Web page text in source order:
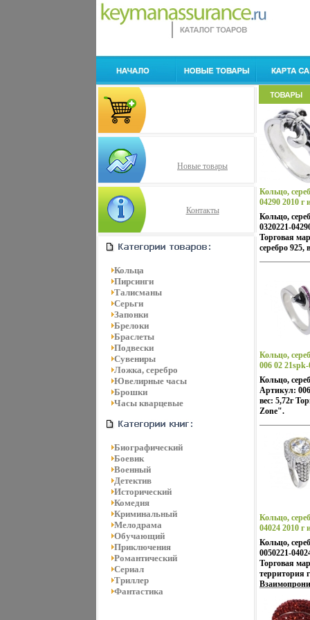
Новые товары
Контакты
Кольца
Пирсинги
Талисманы
Серьги
Запонки
Брелоки
Браслеты
Подвески
Сувениры
Ложка, серебро
Ювелирные часы
Брошки
Часы кварцевые
Биографический
Боевик
Военный
Детектив
Исторический
Комедия
Криминальный
Мелодрама
Обучающий
Приключения
Романтический
Сериал
Триллер
Фантастика
Кольцо,
04290 2010 г
Кольцо,
0320221-
Торговая
серебро 925,
Кольцо,
006 02
Кольцо,
Артикул:
вес: 5,72г
Zone".
Кольцо,
04024 2010 г
Кольцо,
0050221-
Торговая
территория
сочетание